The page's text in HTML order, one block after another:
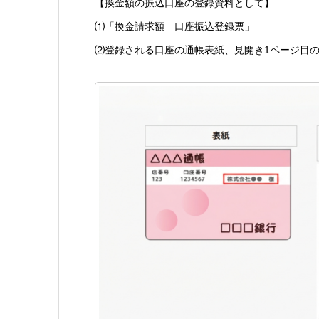
【換金額の振込口座の登録資料として】
⑴「換金請求額 口座振込登録票」
⑵登録される口座の通帳表紙、見開き1ページ目